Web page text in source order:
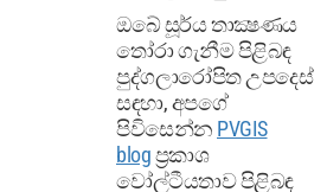
ඔබේ සූර්ය තාක්‍ෂණය
තෝරා ගැනීම පිළිබඳ
පුද්ගලාරෝපිත උපදෙස්
සඳහා, අපගේ
පිවිසෙන්න PVGIS
blogප්‍රකාශ
වෝල්ටීයතාව පිළිබඳ